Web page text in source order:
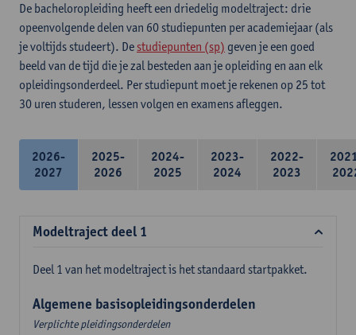
De bacheloropleiding heeft een driedelig modeltraject: drie
opeenvolgende delen van 60 studiepunten per academiejaar (als
je voltijds studeert). De studiepunten (sp) geven je een goed
beeld van de tijd die je zal besteden aan je opleiding en aan elk
opleidingsonderdeel. Per studiepunt moet je rekenen op 25 tot
30 uren studeren, lessen volgen en examens afleggen.
2026-
2027
2025-
2026
2024-
2025
2023-
2024
2022-
2023
Modeltraject deel 1
Deel 1 van het modeltraject is het standaard startpakket.
Algemene basisopleidingsonderdelen
Verplichte pleidingsonderdelen